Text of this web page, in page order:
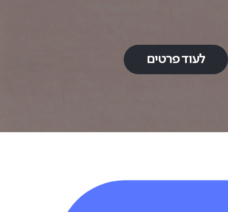
לעוד פרטים